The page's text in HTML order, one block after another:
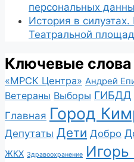
персональных
История в силуэтах.
Театральной
Ключевые слова
«МРСК Центра» Андрей
Ветераны Выборы ГИБДД
Главная Город
Депутаты Дети Добро
ЖКХ Здравоохранение Игорь